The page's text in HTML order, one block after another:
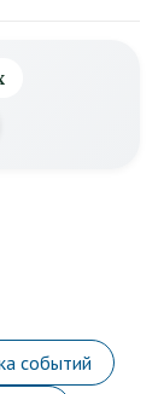
событий